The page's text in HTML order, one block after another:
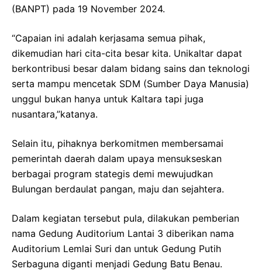
(BANPT) pada 19 November 2024.
“Capaian ini adalah kerjasama semua pihak,
dikemudian hari cita-cita besar kita. Unikaltar dapat
berkontribusi besar dalam bidang sains dan teknologi
serta mampu mencetak SDM (Sumber Daya Manusia)
unggul bukan hanya untuk Kaltara tapi juga
nusantara,”katanya.
Selain itu, pihaknya berkomitmen membersamai
pemerintah daerah dalam upaya mensukseskan
berbagai program stategis demi mewujudkan
Bulungan berdaulat pangan, maju dan sejahtera.
Dalam kegiatan tersebut pula, dilakukan pemberian
nama Gedung Auditorium Lantai 3 diberikan nama
Auditorium Lemlai Suri dan untuk Gedung Putih
Serbaguna diganti menjadi Gedung Batu Benau.